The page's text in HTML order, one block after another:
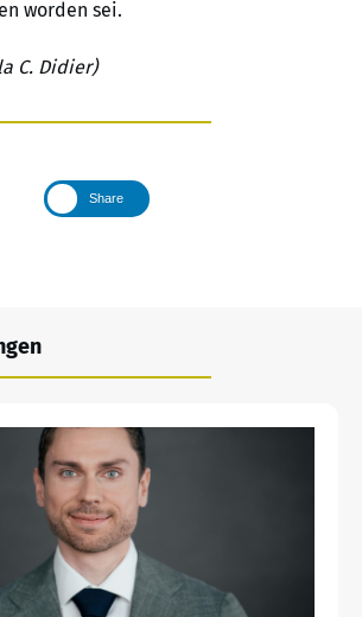
worden sei.
C. Didier)
Share